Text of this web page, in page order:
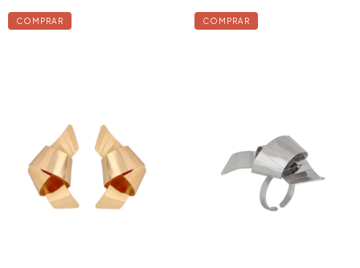
COMPRAR COMPRAR